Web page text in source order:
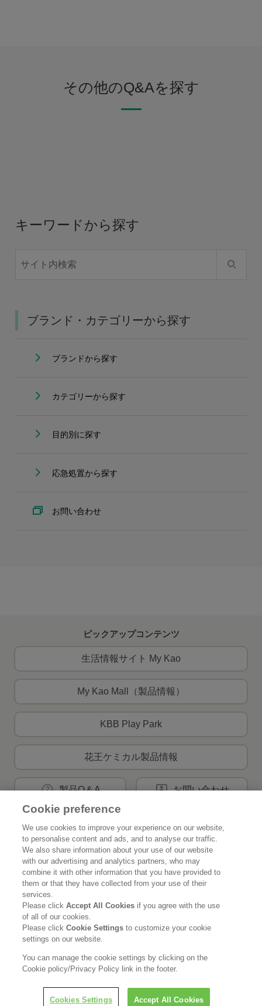
その他のQ&Aを探す
キーワードから探す
ブランド・カテゴリーから探す
ブランドから探す
カテゴリーから探す
目的別に探す
応急処置から探す
お問い合わせ
ピックアップコンテンツ
生活情報サイト My Kao
My Kao Mall（製品情報）
KBB Play Park
花王ケミカル製品情報
製品Q＆A お問い合わせ
花王公式SNSアカウント
Home 花王について
サステナビリティ イノベーション
ブランド 投資家情報
Cookie preference
We use cookies to improve your experience on our website,
to personalise content and ads, and to analyse our traffic.
We also share information about your use of our website
with our advertising and analytics partners, who may
combine it with other information that you have provided to
them or that they have collected from your use of their
services.
Please clickAccept All Cookies if you agree with the use
of all of our cookies.
Please clickCookie Settingsto customize your cookie
settings on our website.
You can manage the cookie settings by clicking on the
Cookie policy/Privacy Policy link in the footer.
Cookies Settings Accept All Cookies